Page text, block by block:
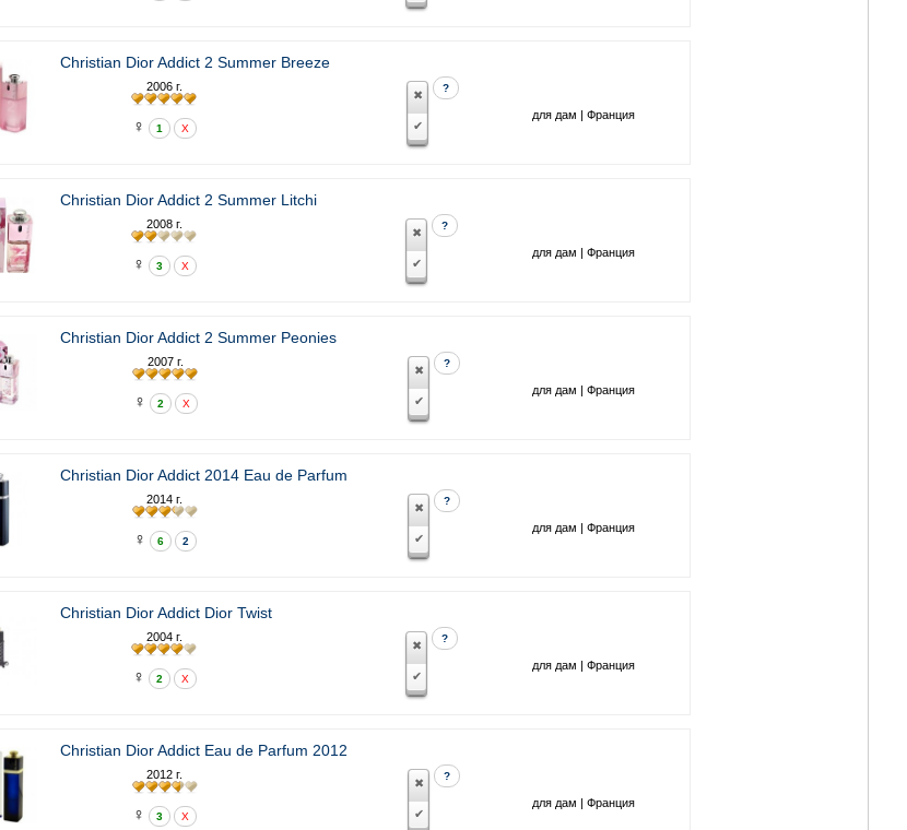
Christian Dior Addict 2 Summer Breeze
2006 г.
♀ 1 X
?
для дам | Франция
Christian Dior Addict 2 Summer Litchi
2008 г.
♀ 3 X
?
для дам | Франция
Christian Dior Addict 2 Summer Peonies
2007 г.
♀ 2 X
?
для дам | Франция
Christian Dior Addict 2014 Eau de Parfum
2014 г.
♀ 6 2
?
для дам | Франция
Christian Dior Addict Dior Twist
2004 г.
♀ 2 X
?
для дам | Франция
Christian Dior Addict Eau de Parfum 2012
2012 г.
♀ 3 X
?
для дам | Франция